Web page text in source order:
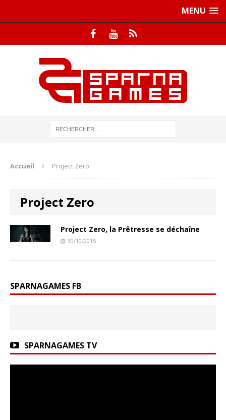
MENU
Accueil Project Zero
Project Zero
Project Zero, la Prêtresse se déchaîne
30/10/2015
SPARNAGAMES FB
SPARNAGAMES TV